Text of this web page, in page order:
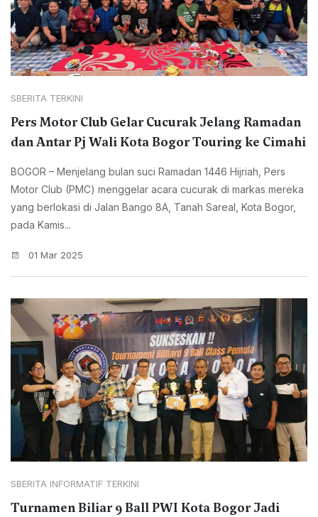
SBERITA TERKINI
Pers Motor Club Gelar Cucurak Jelang Ramadan
dan Antar Pj Wali Kota Bogor Touring ke Cimahi
BOGOR – Menjelang bulan suci Ramadan 1446 Hijriah, Pers
Motor Club (PMC) menggelar acara cucurak di markas mereka
yang berlokasi di Jalan Bango 8A, Tanah Sareal, Kota Bogor,
pada Kamis...
01 Mar 2025
SBERITA INFORMATIF TERKINI
Turnamen Biliar 9 Ball PWI Kota Bogor Jadi